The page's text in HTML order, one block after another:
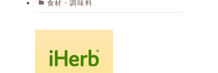
食材・調味料